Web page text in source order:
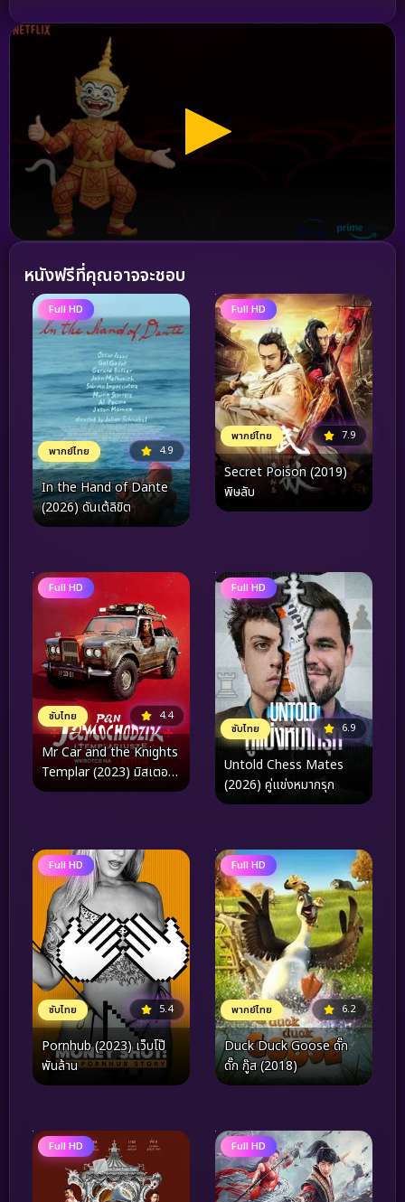
หนังฟรีที่คุณอาจจะชอบ
Full HD
พากย์ไทย 4.9
In the Hand of Dante
(2026) ดันเต้ลิขิต
Full HD
พากย์ไทย 7.9
Secret Poison (2019)
พิษลับ
Full HD
ซับไทย 4.4
Mr Car and the Knights
Templar (2023) มิสเตอร์
คาร์และอัศวินเท็มพลาร์
Full HD
ซับไทย 6.9
Untold Chess Mates
(2026) คู่แข่งหมากรุก
Full HD
ซับไทย 5.4
Pornhub (2023) เว็บโป๊
พันล้าน
Full HD
พากย์ไทย 6.2
Duck Duck Goose ดั๊ก
ดั๊ก กู๊ส (2018)
Full HD Full HD